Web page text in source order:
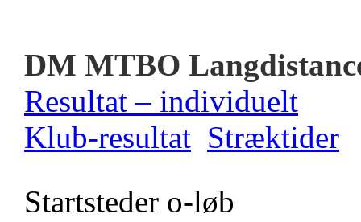
DM MTBO
Resultat – individuelt
Klub-resultat Stræktider
Startsteder o-løb